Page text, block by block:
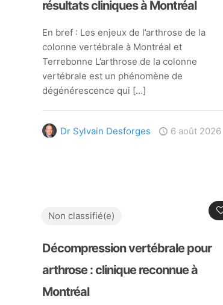
résultats cliniques à Montréal
En bref : Les enjeux de l’arthrose de la
colonne vertébrale à Montréal et
Terrebonne L’arthrose de la colonne
vertébrale est un phénomène de
dégénérescence qui […]
Dr Sylvain Desforges 6 août 2026
Non classifié(e)
Décompression vertébrale pour
arthrose : clinique reconnue à
Montréal